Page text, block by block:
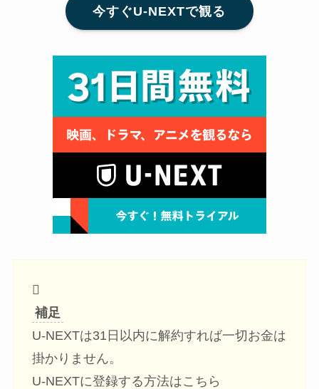
今すぐU-NEXTで観る
補足
U-NEXTは31日以内に解約すれば一切お金は
掛かりません。
U-NEXTに登録する方法はこちら